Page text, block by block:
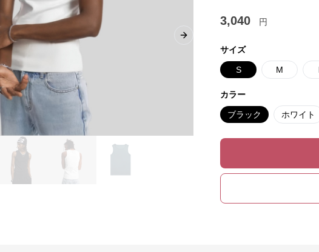
Next slide
3,040 円
サイズ
S M
カラー
ブラック ホワイト